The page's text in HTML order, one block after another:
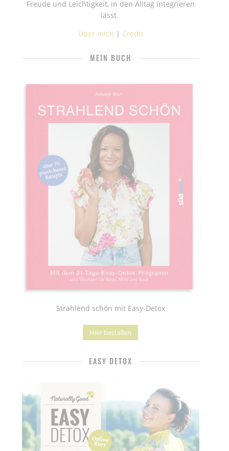
Freude und Leichtigkeit, in den Alltag integrieren
lässt.
Über mich | Credo
MEIN BUCH
Strahlend schön mit Easy-Detox
Hier bestellen
EASY DETOX